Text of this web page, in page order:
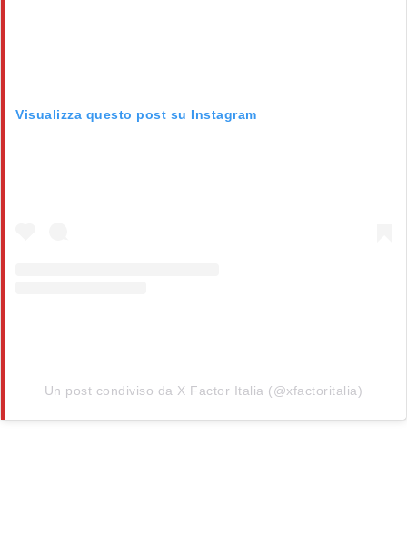
Visualizza questo post su Instagram
Un post condiviso da X Factor Italia (@xfactoritalia)